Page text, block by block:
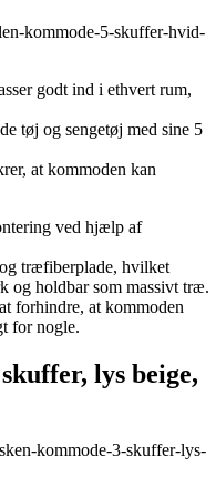
kommode-5-skuffer-hvid-
godt ind i ethvert rum,
tøj og sengetøj med sine 5
at kommoden kan
ved hjælp af
træfiberplade, hvilket
og holdbar som massivt træ.
forhindre, at kommoden
for nogle.
lys beige,
kommode-3-skuffer-lys-